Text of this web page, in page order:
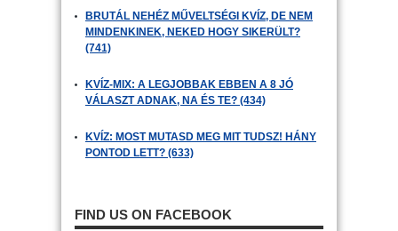
BRUTÁL NEHÉZ MŰVELTSÉGI KVÍZ, DE NEM
MINDENKINEK, NEKED HOGY SIKERÜLT?
(741)
KVÍZ-MIX: A LEGJOBBAK EBBEN A 8 JÓ
VÁLASZT ADNAK, NA ÉS TE? (434)
KVÍZ: MOST MUTASD MEG MIT TUDSZ! HÁNY
PONTOD LETT? (633)
FIND US ON FACEBOOK